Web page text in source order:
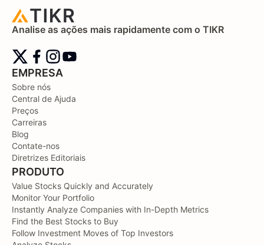
Analise as ações mais rapidamente com o TIKR
EMPRESA
Sobre nós
Central de Ajuda
Preços
Carreiras
Blog
Contate-nos
Diretrizes Editoriais
PRODUTO
Value Stocks Quickly and Accurately
Monitor Your Portfolio
Instantly Analyze Companies with In-Depth Metrics
Find the Best Stocks to Buy
Follow Investment Moves of Top Investors